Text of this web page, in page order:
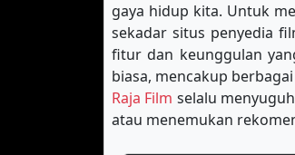
gaya hidup kita. Untuk
sekadar situs penyedia
fitur dan keunggulan
biasa, mencakup
Raja Film selalu
atau menemukan